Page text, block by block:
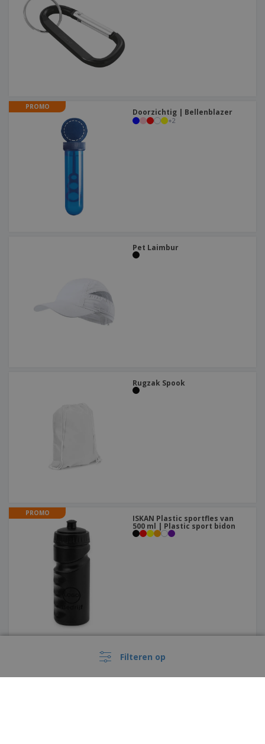
Filteren op
PROMO
Doorzichtig | Bellenblazer
+2
Pet Laimbur
Rugzak Spook
PROMO
ISKAN Plastic sportfles van
500 ml | Plastic sport bidon
Rugzak Decath